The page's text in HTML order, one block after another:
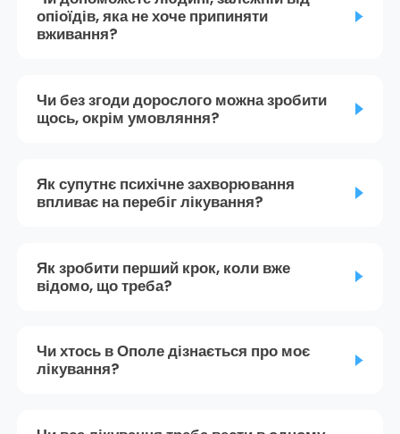
опіоїдів, яка не хоче припиняти
вживання?
Чи без згоди дорослого можна зробити
щось, окрім умовляння?
Як супутнє психічне захворювання
впливає на перебіг лікування?
Як зробити перший крок, коли вже
відомо, що треба?
Чи хтось в Ополе дізнається про моє
лікування?